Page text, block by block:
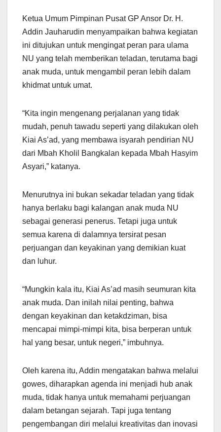
Ketua Umum Pimpinan Pusat GP Ansor Dr. H.
Addin Jauharudin menyampaikan bahwa kegiatan
ini ditujukan untuk mengingat peran para ulama
NU yang telah memberikan teladan, terutama bagi
anak muda, untuk mengambil peran lebih dalam
khidmat untuk umat.
“Kita ingin mengenang perjalanan yang tidak
mudah, penuh tawadu seperti yang dilakukan oleh
Kiai As’ad, yang membawa isyarah pendirian NU
dari Mbah Kholil Bangkalan kepada Mbah Hasyim
Asyari,” katanya.
Menurutnya ini bukan sekadar teladan yang tidak
hanya berlaku bagi kalangan anak muda NU
sebagai generasi penerus. Tetapi juga untuk
semua karena di dalamnya tersirat pesan
perjuangan dan keyakinan yang demikian kuat
dan luhur.
“Mungkin kala itu, Kiai As’ad masih seumuran kita
anak muda. Dan inilah nilai penting, bahwa
dengan keyakinan dan ketakdziman, bisa
mencapai mimpi-mimpi kita, bisa berperan untuk
hal yang besar, untuk negeri,” imbuhnya.
Oleh karena itu, Addin mengatakan bahwa melalui
gowes, diharapkan agenda ini menjadi hub anak
muda, tidak hanya untuk memahami perjuangan
dalam betangan sejarah. Tapi juga tentang
pengembangan diri melalui kreativitas dan inovasi